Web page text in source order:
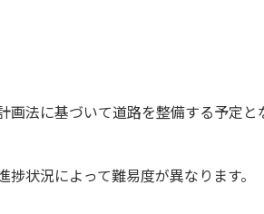
画法に基づいて道路を整備する予定と
状況によって難易度が異なります。